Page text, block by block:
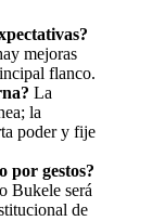
mejoras
flanco.
La
la
poder y fije
por gestos?
Bukele será
de